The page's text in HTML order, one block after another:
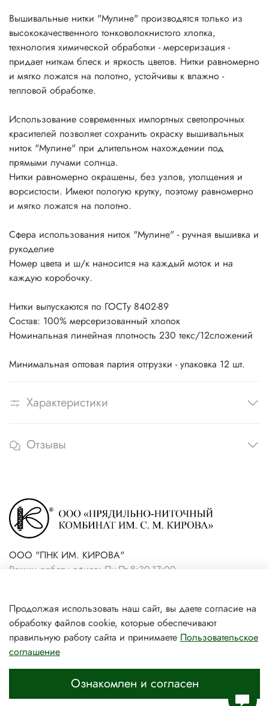
Вышивальные нитки "Мулине" производятся только из
высококачественного тонковолокнистого хлопка,
технология химической обработки - мерсеризация -
придает ниткам блеск и яркость цветов. Нитки равномерно
и мягко ложатся на полотно, устойчивы к влажно -
тепловой обработке.
Использование современных импортных светопрочных
красителей позволяет сохранить окраску вышивальных
ниток "Мулине" при длительном нахождении под
прямыми лучами солнца.
Нитки равномерно окрашены, без узлов, утолщения и
ворсистости. Имеют пологую крутку, поэтому равномерно
и мягко ложатся на полотно.
Сфера использования ниток "Мулине" - ручная вышивка и
рукоделие
Номер цвета и ш/к наносится на каждый моток и на
каждую коробочку.
Нитки выпускаются по ГОСТу 8402-89
Состав: 100% мерсеризованный хлопок
Номинальная линейная плотность 230 текс/12сложений
Минимальная оптовая партия отгрузки - упаковка 12 шт.
Характеристики
Отзывы
ООО "ПНК ИМ. КИРОВА"
Режим работы офиса: Пн-Пт 8:30-17:00
магазин)
+7(931) 239-81-06 (розничный
магазин)
Продолжая использовать наш сайт, вы даете согласие на
обработку файлов cookie, которые обеспечивают
правильную работу сайта и принимаете Пользовательское
соглашение
Ознакомлен и согласен